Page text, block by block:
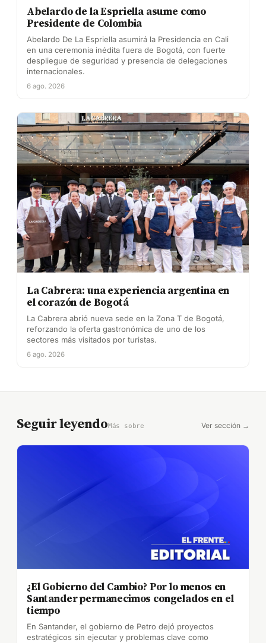
Abelardo de la Espriella asume como
Presidente de Colombia
Abelardo De La Espriella asumirá la Presidencia en Cali
en una ceremonia inédita fuera de Bogotá, con fuerte
despliegue de seguridad y presencia de delegaciones
internacionales.
6 ago. 2026
La Cabrera: una experiencia argentina en
el corazón de Bogotá
La Cabrera abrió nueva sede en la Zona T de Bogotá,
reforzando la oferta gastronómica de uno de los
sectores más visitados por turistas.
6 ago. 2026
Seguir leyendoMás sobre Ver sección →
¿El Gobierno del Cambio? Por lo menos en
Santander permanecimos congelados en el
tiempo
En Santander, el gobierno de Petro dejó proyectos
estratégicos sin ejecutar y problemas clave como